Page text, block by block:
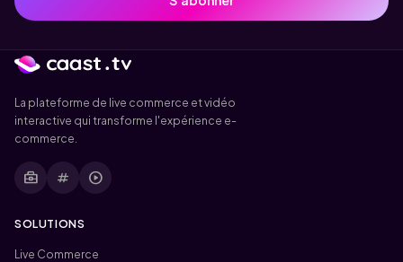
La plateforme de live commerce et vidéo
interactive qui transforme l'expérience e-
commerce.
business_center tag play_circle
SOLUTIONS
Live Commerce